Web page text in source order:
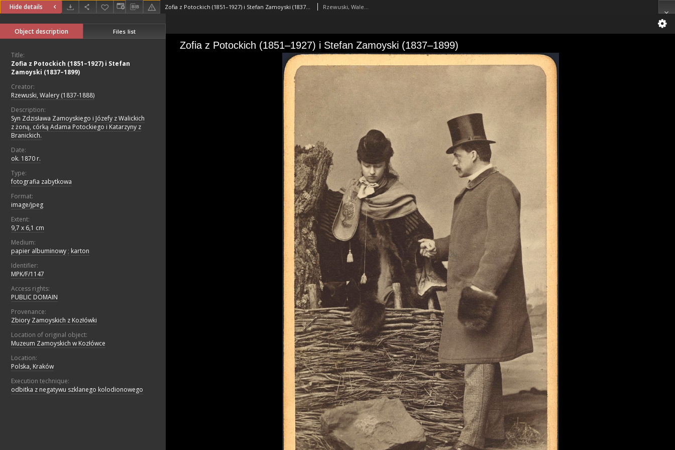
Hide details Zofia z Potockich (1851–1927) i Stefan Zamoyski (1837–1899) Rzewuski, Walery (1837-1888)
Object description Files list
Title:
Zofia z Potockich (1851–1927) i Stefan
Zamoyski (1837–1899)
Creator:
Rzewuski, Walery (1837-1888)
Description:
Syn Zdzisława Zamoyskiego i Józefy z Walickich
z żoną, córką Adama Potockiego i Katarzyny z
Branickich.
Date:
ok. 1870 r.
Type:
fotografia zabytkowa
Format:
image/jpeg
Extent:
9,7 x 6,1 cm
Medium:
papier albuminowy ; karton
Identifier:
MPK/F/1147
Access rights:
PUBLIC DOMAIN
Provenance:
Zbiory Zamoyskich z Kozłówki
Location of original object:
Muzeum Zamoyskich w Kozłówce
Location:
Polska, Kraków
Execution technique:
odbitka z negatywu szklanego kolodionowego